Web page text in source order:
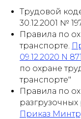
Трудовой
30.12.2001 №
Правила по
транспорте.
09.12.2020 N
по охране
транспорте"
Правила по
Приказ